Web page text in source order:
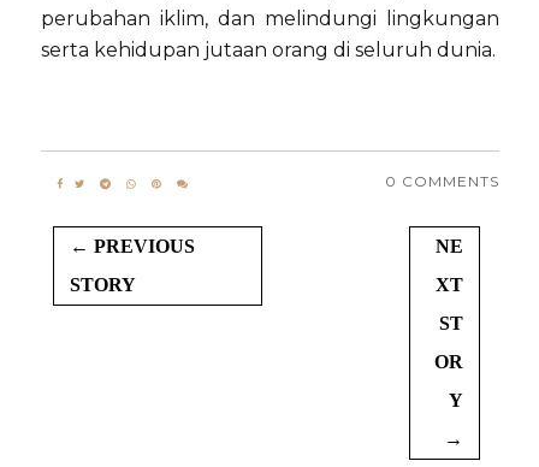
perubahan iklim, dan melindungi lingkungan
serta kehidupan jutaan orang di seluruh dunia.
0 COMMENTS
← PREVIOUS
STORY
NE
XT
ST
OR
Y
→